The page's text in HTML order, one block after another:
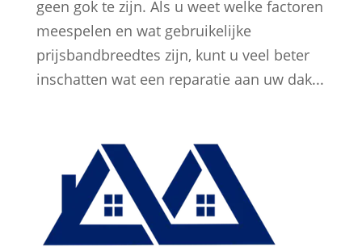
geen gok te zijn. Als u weet welke factoren
meespelen en wat gebruikelijke
prijsbandbreedtes zijn, kunt u veel beter
inschatten wat een reparatie aan uw dak...